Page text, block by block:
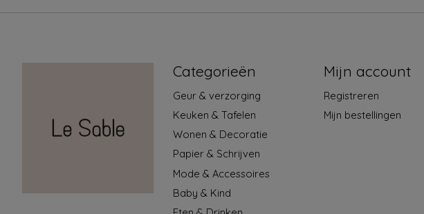
Categorieën
Geur & verzorging
Keuken & Tafelen
Wonen & Decoratie
Papier & Schrijven
Mode & Accessoires
Baby & Kind
Mijn account
Registreren
Mijn bestellingen